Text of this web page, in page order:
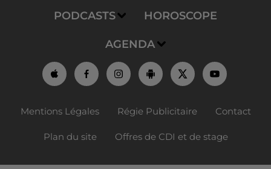
PODCASTS HOROSCOPE
AGENDA
Mentions Légales Régie Publicitaire Contact
Plan du site Offres de CDI et de stage